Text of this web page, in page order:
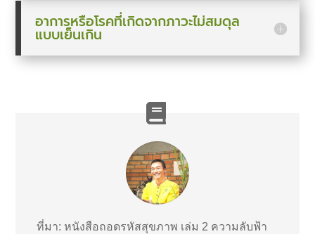
อาการหรือโรคที่เกิดจากภาวะไม่สมดุล
แบบเย็นเกิน
ที่มา: หนังสือถอดรหัสสุขภาพ เล่ม 2 ความลับฟ้า